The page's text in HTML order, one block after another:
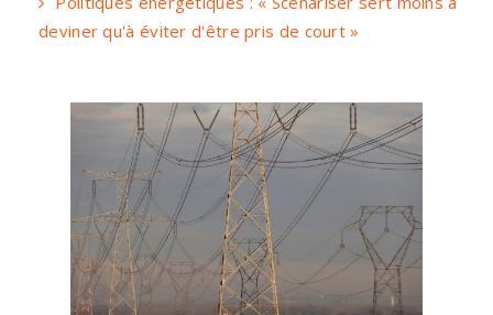
deviner qu'à éviter d'être pris de court »